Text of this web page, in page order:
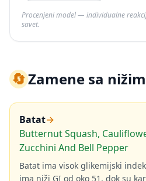
Procenjeni model — individualne
savet.
🔄Zamene sa
Batat→
Butternut Squash,
Zucchini And Bell Pepper
Batat ima visok glikemijski
ima niži GI od oko 51, dok su